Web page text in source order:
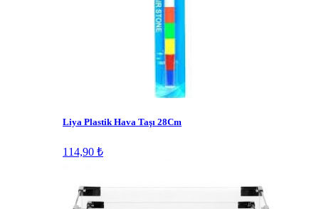
Liya Plastik Hava Taşı 28Cm
114,90 ₺